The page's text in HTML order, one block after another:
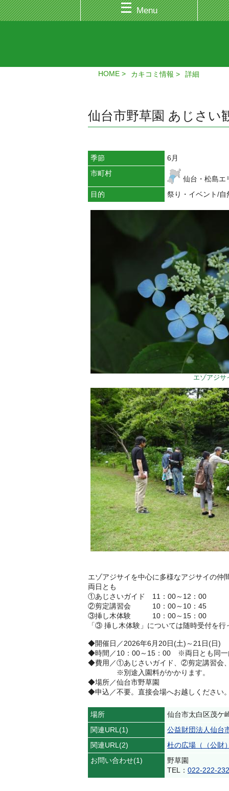
Menu
HOME カキコミ情報 詳細
仙台市野草園 あじさ
季節
6月
市町村
仙台・松島エ
目的
祭り・イベント/
エゾアジサ
エゾアジサイを中心に多様なアジサイの仲
両日とも
①あじさいガイド 11：00～12：00
②剪定講習会 10：00～10：45
③挿し木体験 10：00～15：00
「③ 挿し木体験」については随時受付を行
◆開催日／2026年6月20日(土)～21日(日)
◆時間／10：00～15：00 ※両日とも同一
◆費用／①あじさいガイド、②剪定講習会
※別途入園料がかかります。
◆場所／仙台市野草園
◆申込／不要。直接会場へお越しください
場所
仙台市太白区茂ケ
関連URL(1)
公益財団法人仙台
関連URL(2)
杜の広場（（公財
お問い合わせ(1)
野草園
TEL： 022-222-